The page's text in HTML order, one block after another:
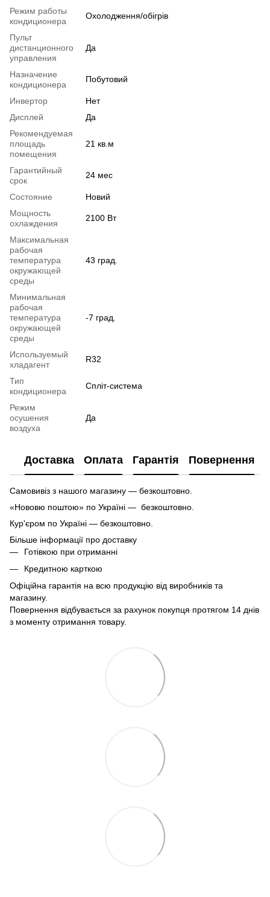
Режим работы
кондиционера
Охолодження/обігрів
Пульт
дистанционного
управления
Да
Назначение
кондиционера
Побутовий
Инвертор
Нет
Дисплей
Да
Рекомендуемая
площадь
помещения
21 кв.м
Гарантийный
срок
24 мес
Состояние
Новий
Мощность
охлаждения
2100 Вт
Максимальная
рабочая
температура
окружающей
среды
43 град.
Минимальная
рабочая
температура
окружающей
среды
-7 град.
Используемый
хладагент
R32
Тип
кондиционера
Спліт-система
Режим
осушения
воздуха
Да
Доставка Оплата Гарантія Повернення
Самовивіз з нашого магазину — безкоштовно.
«Нововю поштою» по Україні — безкоштовно.
Кур'єром по Україні — безкоштовно.
Більше інформації про доставку
Готівкою при отриманні
Кредитною карткою
Офіційна гарантія на всю продукцію від виробників та
магазину.
Повернення відбувається за рахунок покупця протягом 14 днів
з моменту отримання товару.